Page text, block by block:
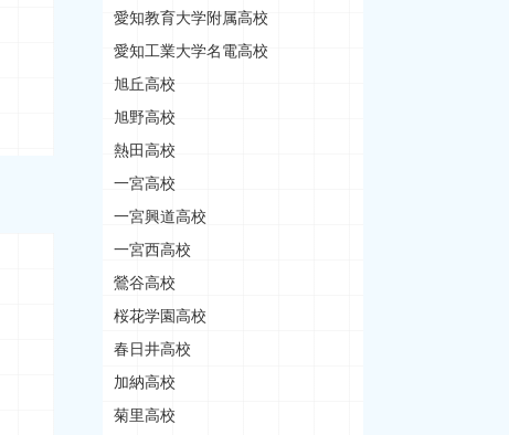
愛知教育大学附属高校
愛知工業大学名電高校
旭丘高校
旭野高校
熱田高校
一宮高校
一宮興道高校
一宮西高校
鶯谷高校
桜花学園高校
春日井高校
加納高校
菊里高校